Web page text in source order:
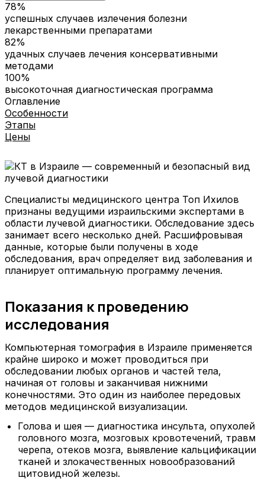
78%
успешных случаев излечения болезни
лекарственными препаратами
82%
удачных случаев лечения консервативными
методами
100%
высокоточная диагностическая программа
Оглавление
Особенности
Этапы
Цены
Специалисты медицинского центра Топ Ихилов
признаны ведущими израильскими экспертами в
области лучевой диагностики. Обследование здесь
занимает всего несколько дней. Расшифровывая
данные, которые были получены в ходе
обследования, врач определяет вид заболевания и
планирует оптимальную программу лечения.
Показания к проведению
исследования
Компьютерная томография в Израиле применяется
крайне широко и может проводиться при
обследовании любых органов и частей тела,
начиная от головы и заканчивая нижними
конечностями. Это один из наиболее передовых
методов медицинской визуализации.
Голова и шея — диагностика инсульта, опухолей
головного мозга, мозговых кровотечений, травм
черепа, отеков мозга, выявление кальцификации
тканей и злокачественных новообразований
щитовидной железы.